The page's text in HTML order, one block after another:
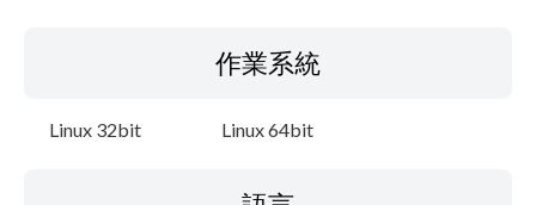
設置說明
作業系統
Linux 32bit Linux 64bit